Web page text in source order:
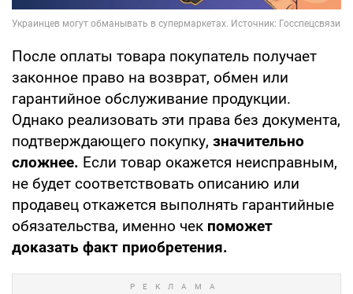
После оплаты товара покупатель получает
законное право на возврат, обмен или
гарантийное обслуживание продукции.
Однако реализовать эти права без документа,
подтверждающего покупку, значительно
сложнее. Если товар окажется неисправным,
не будет соответствовать описанию или
продавец откажется выполнять гарантийные
обязательства, именно чек поможет
доказать факт приобретения.